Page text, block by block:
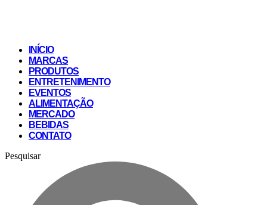
INÍCIO
MARCAS
PRODUTOS
ENTRETENIMENTO
EVENTOS
ALIMENTAÇÃO
MERCADO
BEBIDAS
CONTATO
Pesquisar